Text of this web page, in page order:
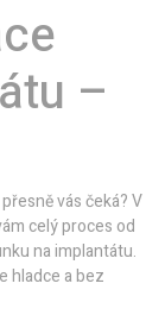
–
vás čeká? V
celý proces od
na implantátu.
hladce a bez